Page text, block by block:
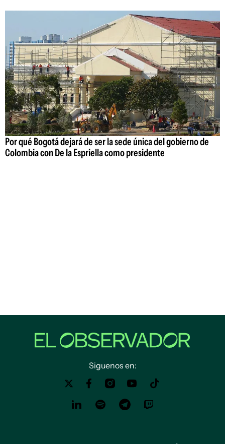
Por qué Bogotá dejará de ser la sede única del gobierno de
Colombia con De la Espriella como presidente
Siguenos en: